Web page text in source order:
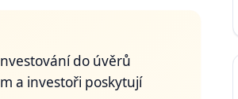
do úvěrů
a investoři poskytují